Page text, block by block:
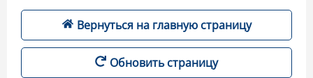
Вернуться на главную страницу
Обновить страницу